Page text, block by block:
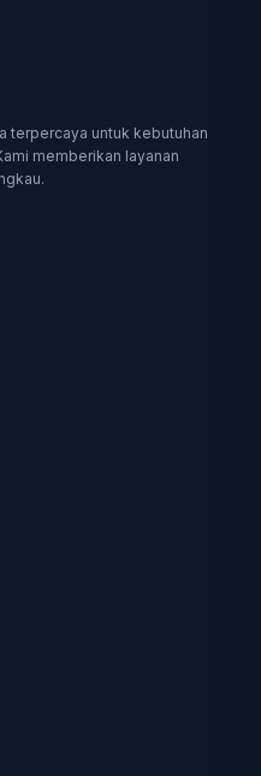
terpercaya untuk kebutuhan
memberikan layanan